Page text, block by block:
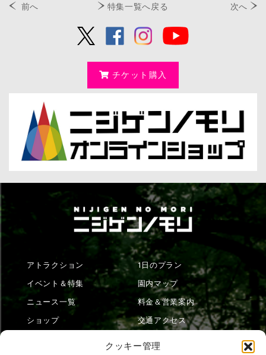
クッキー管理
前へ 特集一覧へ戻る 次へ
チケット購入
アトラクション
イベント＆特集
ニュース一覧
ショップ
1日のプラン
園内マップ
料金＆営業案内
交通アクセス